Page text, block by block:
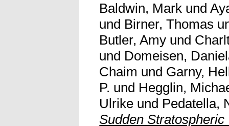
Baldwin, Mark und
und Birner, Thomas
Butler, Amy und
und Domeisen,
Chaim und Garny,
P. und Hegglin,
Ulrike und Pedatella,
Sudden